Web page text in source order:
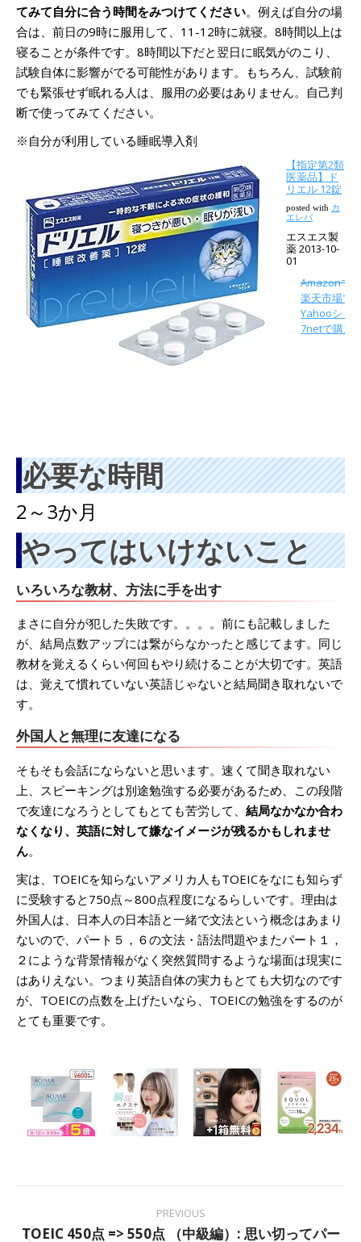
てみて自分に合う時間をみつけてください。例えば自分の場
合は、前日の9時に服用して、11-12時に就寝。8時間以上は
寝ることが条件です。8時間以下だと翌日に眠気がのこり、
試験自体に影響がでる可能性があります。もちろん、試験前
でも緊張せず眠れる人は、服用の必要はありません。自己判
断で使ってみてください。
※自分が利用している睡眠導入剤
【指定第2類
医薬品】ド
リエル 12錠
posted with カ
エレバ
エスエス製
薬 2013-10-
01
Amazonで
楽天市場で
Yahooショ
7netで購入
必要な時間
2～3か月
やってはいけないこと
いろいろな教材、方法に手を出す
まさに自分が犯した失敗です。。。。前にも記載しました
が、結局点数アップには繋がらなかったと感じてます。同じ
教材を覚えるくらい何回もやり続けることが大切です。英語
は、覚えて慣れていない英語じゃないと結局聞き取れないで
す。
外国人と無理に友達になる
そもそも会話にならないと思います。速くて聞き取れない
上、スピーキングは別途勉強する必要があるため、この段階
で友達になろうとしてもとても苦労して、 結局なかなか合わ
なくなり、英語に対して嫌なイメージが残るかもしれませ
ん。
実は、TOEICを知らないアメリカ人もTOEICをなにも知らず
に受験すると750点～800点程度になるらしいです。理由は
外国人は、日本人の日本語と一緒で文法という概念はあまり
ないので、パート５，６の文法・語法問題やまたパート１，
２にような背景情報がなく突然質問するような場面は現実に
はありえない。つまり英語自体の実力もとても大切なのです
が、TOEICの点数を上げたいなら、TOEICの勉強をするのが
とても重要です。
PREVIOUS
TOEIC 450点 => 550点 （中級編）: 思い切ってパー